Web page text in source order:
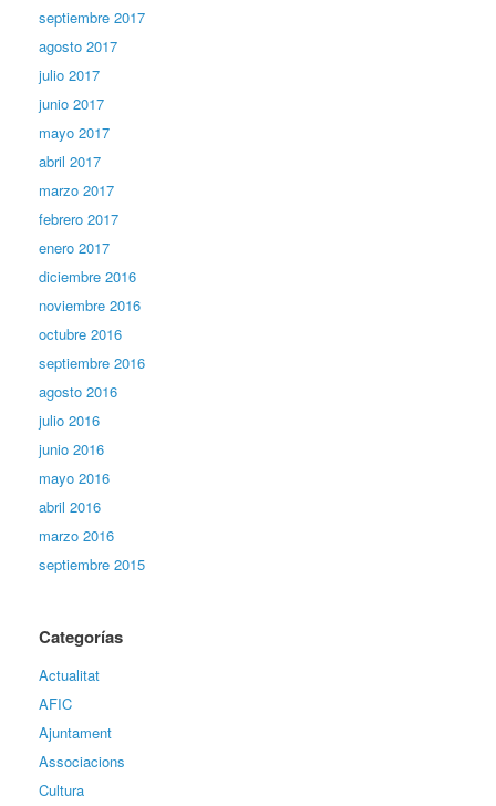
septiembre 2017
agosto 2017
julio 2017
junio 2017
mayo 2017
abril 2017
marzo 2017
febrero 2017
enero 2017
diciembre 2016
noviembre 2016
octubre 2016
septiembre 2016
agosto 2016
julio 2016
junio 2016
mayo 2016
abril 2016
marzo 2016
septiembre 2015
Categorías
Actualitat
AFIC
Ajuntament
Associacions
Cultura